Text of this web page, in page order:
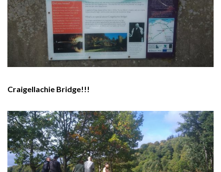
Craigellachie Bridge!!!